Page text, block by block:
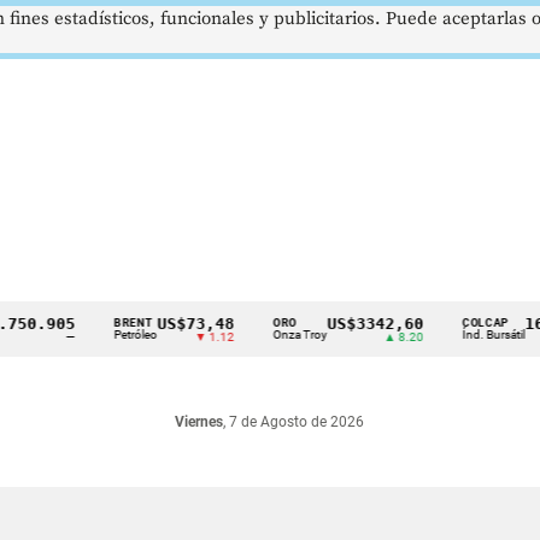
BRENT
Petróleo
US$73,48
▼ 1.12 Onza Troy
US$3342,60
▲ 8.20
COLCAP
Índ. Bursátil
Viernes, 7 de Agosto de 2026
estadísticos, funcionales y publicitarios. Puede aceptarlas